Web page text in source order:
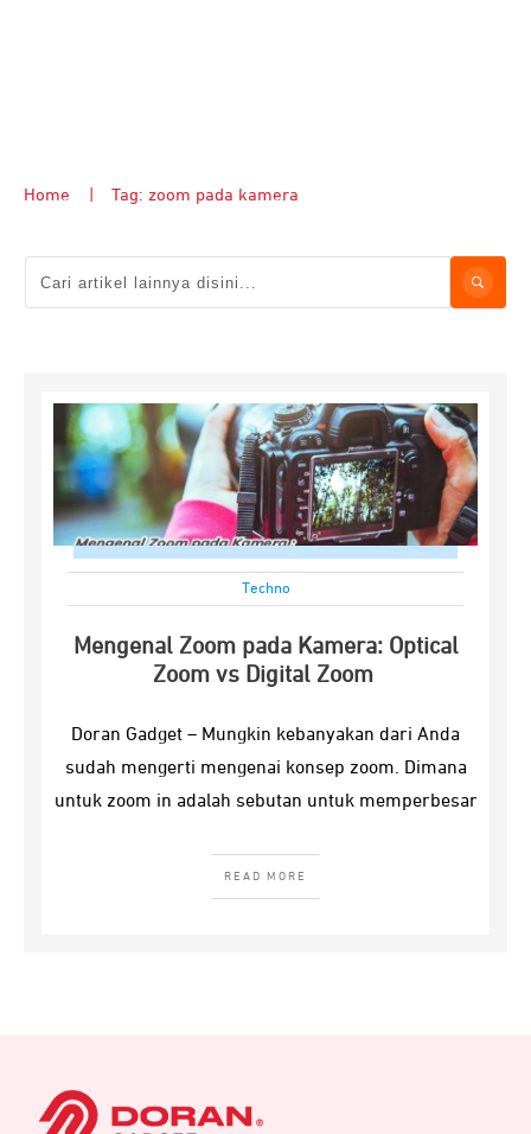
Home Tag: zoom pada kamera
Techno
Mengenal Zoom pada Kamera: Optical
Zoom vs Digital Zoom
Doran Gadget – Mungkin kebanyakan dari Anda
sudah mengerti mengenai konsep zoom. Dimana
untuk zoom in adalah sebutan untuk memperbesar
READ MORE